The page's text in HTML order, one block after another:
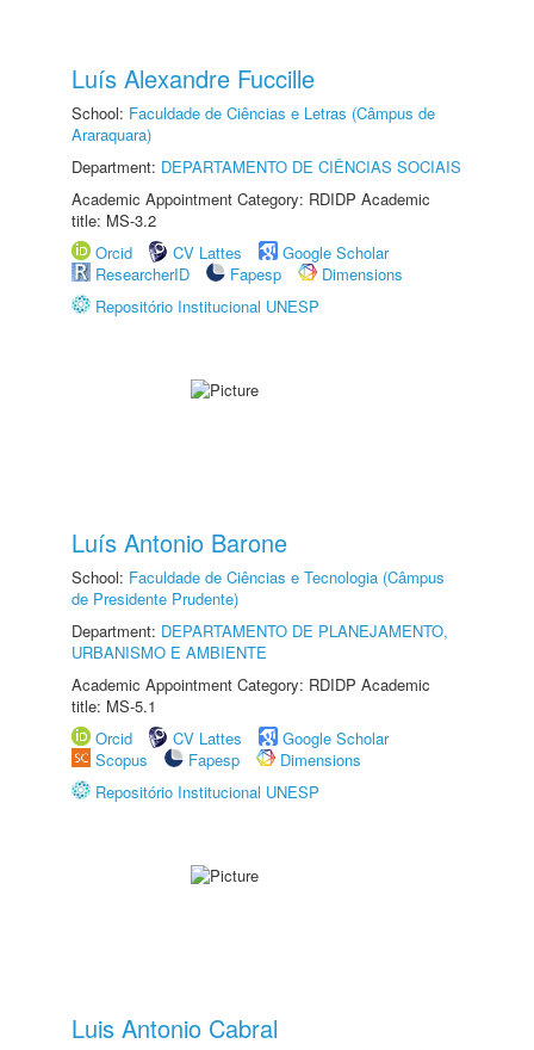
Luís Alexandre Fuccille
School: Faculdade de Ciências e Letras (Câmpus de
Araraquara)
Department: DEPARTAMENTO DE CIÊNCIAS SOCIAIS
Academic Appointment Category: RDIDP Academic
title: MS-3.2
Orcid
CV Lattes
Google Scholar
ResearcherID
Fapesp
Dimensions
Repositório Institucional UNESP
Luís Antonio Barone
School: Faculdade de Ciências e Tecnologia (Câmpus
de Presidente Prudente)
Department: DEPARTAMENTO DE PLANEJAMENTO,
URBANISMO E AMBIENTE
Academic Appointment Category: RDIDP Academic
title: MS-5.1
Orcid
CV Lattes
Google Scholar
Scopus
Fapesp
Dimensions
Repositório Institucional UNESP
Luis Antonio Cabral